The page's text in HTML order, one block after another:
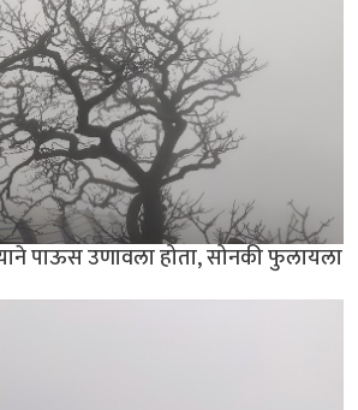
पाऊस उणावला होता, सोनकी फुलायला